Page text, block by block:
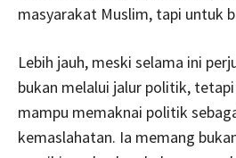
masyarakat Muslim, tapi untuk
Lebih jauh, meski selama ini
bukan melalui jalur politik,
mampu memaknai politik
kemaslahatan. Ia memang